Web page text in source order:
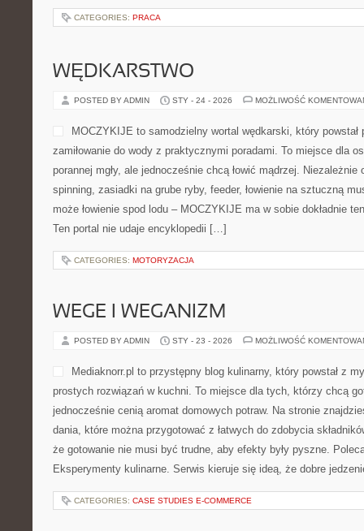
CATEGORIES: PRACA
WĘDKARSTWO
POSTED BY ADMIN STY - 24 - 2026 MOŻLIWOŚĆ
MOCZYKIJE to samodzielny wortal wędkarski, który powstał
zamiłowanie do wody z praktycznymi poradami. To miejsce dla
porannej mgły, ale jednocześnie chcą łowić mądrzej.
spinning, zasiadki na grube ryby, feeder, łowienie na sztuczną
może łowienie spod lodu – MOCZYKIJE ma w sobie dokładnie
Ten portal nie udaje encyklopedii […]
CATEGORIES: MOTORYZACJA
WEGE I WEGANIZM
POSTED BY ADMIN STY - 23 - 2026 MOŻLIWOŚĆ
Mediaknorr.pl to przystępny blog kulinarny, który powstał z
prostych rozwiązań w kuchni. To miejsce dla tych, którzy chcą
jednocześnie cenią aromat domowych potraw. Na stronie
dania, które można przygotować z łatwych do zdobycia
że gotowanie nie musi być trudne, aby efekty były pyszne.
Eksperymenty kulinarne. Serwis kieruje się ideą, że dobre
CATEGORIES: CASE STUDIES E-COMMERCE